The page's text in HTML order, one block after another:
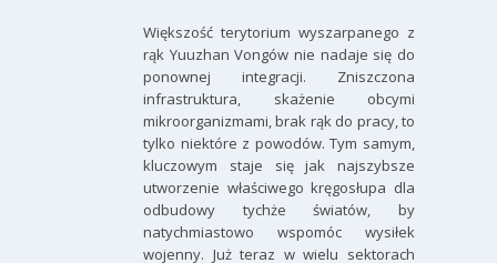
Większość terytorium wyszarpanego z
rąk Yuuzhan Vongów nie nadaje się do
ponownej integracji. Zniszczona
infrastruktura, skażenie obcymi
mikroorganizmami, brak rąk do pracy, to
tylko niektóre z powodów. Tym samym,
kluczowym staje się jak najszybsze
utworzenie właściwego kręgosłupa dla
odbudowy tychże światów, by
natychmiastowo wspomóc wysiłek
wojenny. Już teraz w wielu sektorach